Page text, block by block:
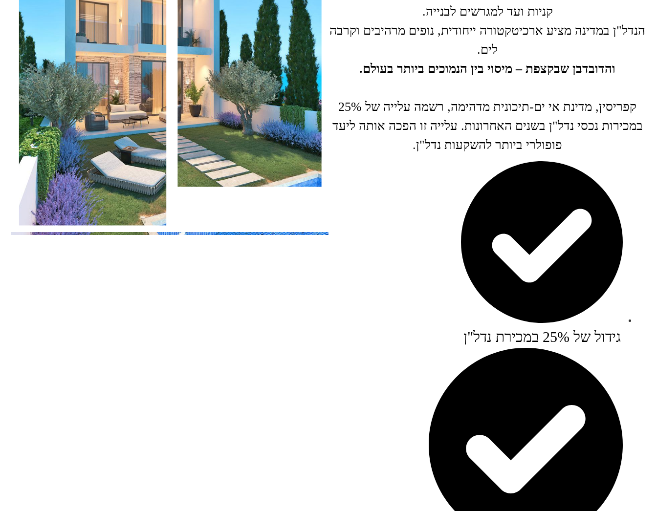
קניות ועד למגרשים לבנייה.
הנדל"ן במדינה מציע ארכיטקטורה ייחודית, נופים מרהיבים וקרבה
לים.
והדובדבן שבקצפת – מיסוי בין הנמוכים ביותר בעולם.
קפריסין, מדינת אי ים-תיכונית מדהימה, רשמה עלייה של 25%
במכירות נכסי נדל"ן בשנים האחרונות. עלייה זו הפכה אותה ליעד
פופולרי ביותר להשקעות נדל"ן.
גידול של 25% במכירת נדל"ן